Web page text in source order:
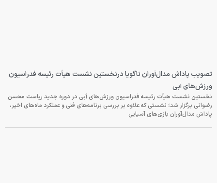
تصویب پاداش مدال‌آوران ناگویا درنخستین نشست هیأت رئیسه فدراسیون
ورزش‌های آبی
نخستین نشست هیأت رئیسه فدراسیون ورزش‌های آبی در دوره جدید ریاست محسن
رضوانی برگزار شد؛ نشستی که علاوه بر بررسی برنامه‌های فنی و عملکرد ماه‌های اخیر،
پاداش مدال‌آوران بازی‌های آسیایی